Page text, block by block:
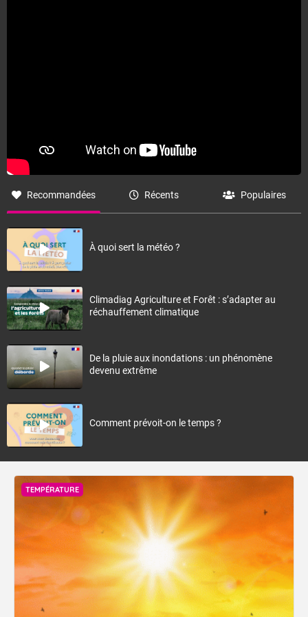
Recommandées Récents Populaires
À quoi sert la météo ?
Climadiag Agriculture et Forêt : s’adapter au
réchauffement climatique
De la pluie aux inondations : un phénomène
devenu extrême
Comment prévoit-on le temps ?
TEMPÉRATURE